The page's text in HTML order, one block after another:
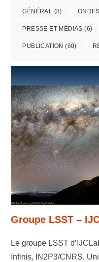
GÉNÉRAL (8)
PRESSE ET MÉDIAS (6)
PUBLICATION (60)
Groupe LSST –
Le groupe LSST
Infinis, IN2P3/CNRS,